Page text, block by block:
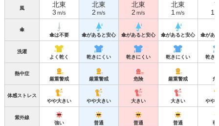
風
北東
3 m/s
北東
2 m/s
北東
2 m/s
北東
1 m/s
1
傘
傘は不要
傘があると安心 傘があると安心 傘があると安心 傘があ
洗濯
よく乾く
乾きにくい 乾きにくい 乾きにくい 乾き
熱中症
厳重警戒
厳重警戒 危険 厳重警戒 危
体感ストレス
やや大きい
やや大きい 大きい 大きい やや
紫外線
強い
普通 普通 普通 弱